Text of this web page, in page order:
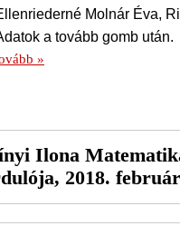
Molnár Éva,
a tovább gomb után.
»
Ilona
2018.